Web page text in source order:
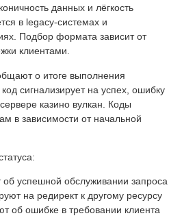
данных и лёгкость
в legacy-системах и
Подбор формата зависит от
клиентами.
о итоге выполнения
сигнализирует на успех, ошибку
казино вулкан. Коды
в зависимости от начальной
успешной обслуживании запроса
на редирект к другому ресурсу
об ошибке в требовании клиента